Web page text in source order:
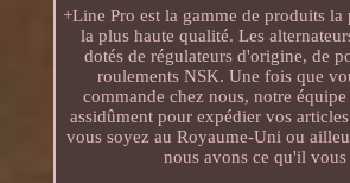
+Line Pro est la gamme de produits la
la plus haute qualité. Les
dotés de régulateurs d'origine, de
roulements NSK. Une fois que
commande chez nous, notre
assidûment pour expédier vos
vous soyez au Royaume-Uni ou
nous avons ce qu'il vous